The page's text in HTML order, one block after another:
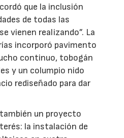
que la inclusión
de todas las
vienen realizando”. La
incorporó pavimento
continuo, tobogán
y un columpio nido
rediseñado para dar
un proyecto
la instalación de